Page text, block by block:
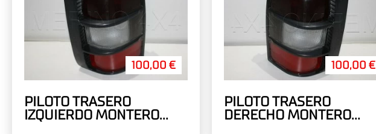
100,00 €
PILOTO TRASERO
IZQUIERDO MONTERO
100,00 €
PILOTO TRASERO
DERECHO MONTERO